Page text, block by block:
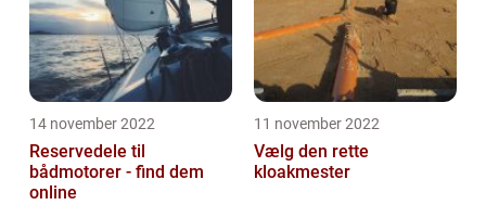
14 november 2022
Reservedele til
bådmotorer - find dem
online
11 november 2022
Vælg den rette
kloakmester